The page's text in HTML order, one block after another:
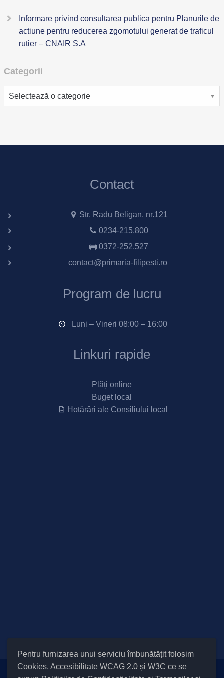
Pentru furnizarea unui serviciu îmbunătățit folosim
Cookies, Accesibilitate WCAG 2.0 și W3C ce se
Informare privind consultarea publica pentru Planurile de
actiune pentru reducerea zgomotului generat de traficul
rutier – CNAIR S.A
Categorii
Categorii
Contact
Str. Radu Beligan, nr.121
0234-215.800
0372-252.527
contact@primaria-filipesti.ro
Program de lucru
Luni – Vineri 08:00 – 16:00
Linkuri rapide
Plăți online
Buget local
Hotărâri ale Consiliului local